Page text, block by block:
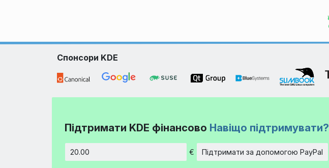
Спонсори KDE
Підтримати KDE фінансово Навіщо підтримувати?
Сума
€ Підтримати за допомогою PayPal